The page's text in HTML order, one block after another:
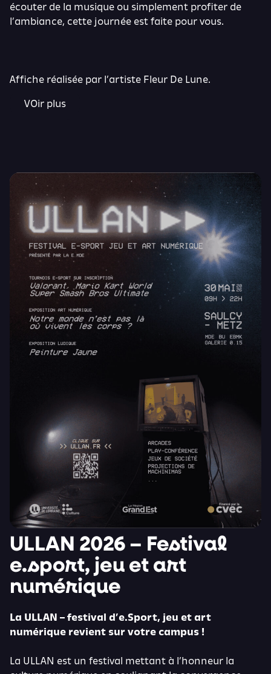
écouter de la musique ou simplement profiter de
l’ambiance, cette journée est faite pour vous.
Affiche réalisée par l’artiste Fleur De Lune.
VOir plus
ULLAN 2026 – Festival
e.sport, jeu et art
numérique
La ULLAN – festival d’e.Sport, jeu et art
numérique revient sur votre campus !
La ULLAN est un festival mettant à l’honneur la